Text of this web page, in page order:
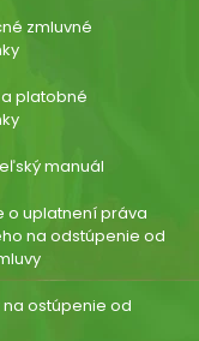
zmluvné
platobné
manuál
o uplatnení práva
na odstúpenie od
na ostúpenie od